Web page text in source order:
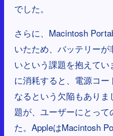
でした。
さらに、Macintosh
いたため、バッテリー
いという課題を抱えて
に消耗すると、電源コー
なるという欠陥もあり
題が、ユーザーにとっ
た。AppleはMacintosh